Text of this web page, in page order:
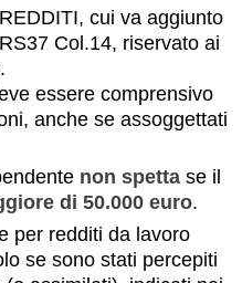
cui va aggiunto
Col.14, riservato ai
essere comprensivo
anche se assoggettati
non spetta se il
di 50.000 euro.
per redditi da lavoro
se sono stati percepiti